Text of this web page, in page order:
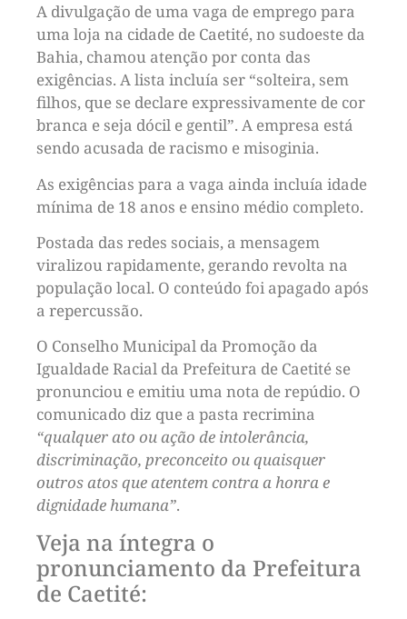
A divulgação de uma vaga de emprego para
uma loja na cidade de Caetité, no sudoeste da
Bahia, chamou atenção por conta das
exigências. A lista incluía ser “solteira, sem
filhos, que se declare expressivamente de cor
branca e seja dócil e gentil”. A empresa está
sendo acusada de racismo e misoginia.
As exigências para a vaga ainda incluía idade
mínima de 18 anos e ensino médio completo.
Postada das redes sociais, a mensagem
viralizou rapidamente, gerando revolta na
população local. O conteúdo foi apagado após
a repercussão.
O Conselho Municipal da Promoção da
Igualdade Racial da Prefeitura de Caetité se
pronunciou e emitiu uma nota de repúdio. O
comunicado diz que a pasta recrimina
“qualquer ato ou ação de intolerância,
discriminação, preconceito ou quaisquer
outros atos que atentem contra a honra e
dignidade humana”.
Veja na íntegra o
pronunciamento da Prefeitura
de Caetité: